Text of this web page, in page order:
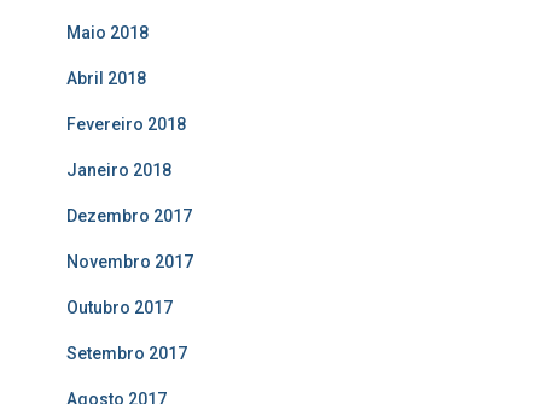
Maio 2018
Abril 2018
Fevereiro 2018
Janeiro 2018
Dezembro 2017
Novembro 2017
Outubro 2017
Setembro 2017
Agosto 2017